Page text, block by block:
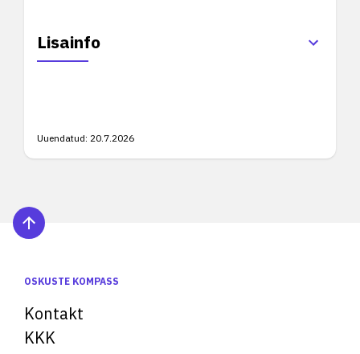
Lisainfo
Uuendatud: 20.7.2026
OSKUSTE KOMPASS
Kontakt
KKK